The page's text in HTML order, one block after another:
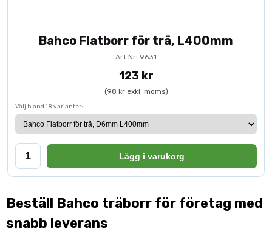
Bahco Flatborr för trä, L400mm
Art.Nr: 9631
123 kr
(98 kr exkl. moms)
Välj bland 18 varianter:
Lägg i varukorg
Beställ Bahco träborr för företag med
snabb leverans